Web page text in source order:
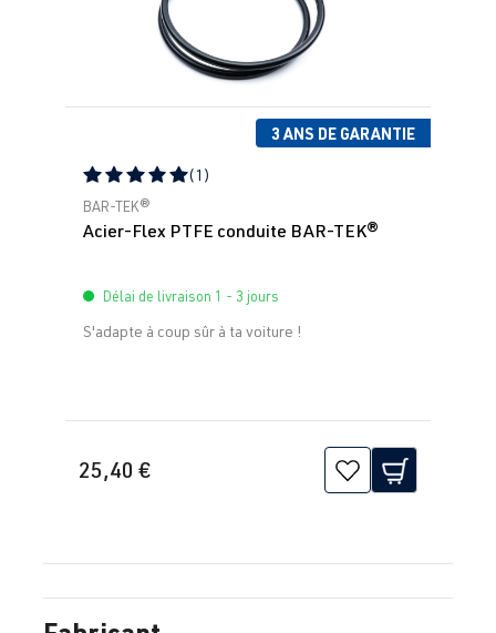
3 ANS DE GARANTIE
Note moyenne de 5 sur 5 étoiles
(1)
BAR-TEK®
Acier-Flex PTFE conduite BAR-TEK®
Délai de livraison 1 - 3 jours
S'adapte à coup sûr à ta voiture !
25,40 €